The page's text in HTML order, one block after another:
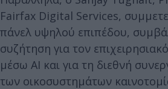
Fairfax Digital Services,
πάνελ υψηλού επιπέδου,
συζήτηση για τον
μέσω AI και για τη διεθνή
των οικοσυστημάτων